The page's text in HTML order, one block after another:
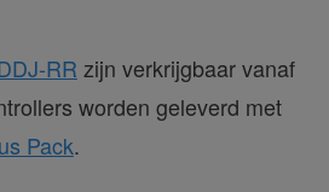
RR zijn verkrijgbaar vanaf
worden geleverd met
Pack.